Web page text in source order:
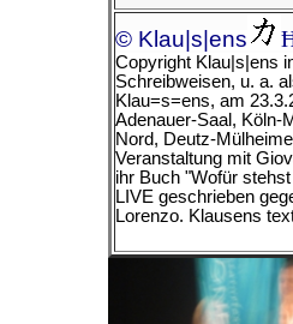
© Klau|s|ens
Copyright Klau|s|ens
Schreibweisen, u. a.
Klau=s=ens, am
Adenauer-Saal, Köln-
Nord, Deutz-
Veranstaltung mit
ihr Buch "Wofür
LIVE geschrieben
Lorenzo. Klausens